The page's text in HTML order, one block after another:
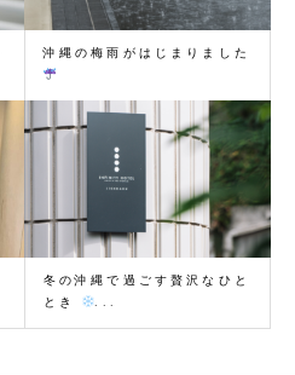
沖縄の梅雨がはじまりました
冬の沖縄で過ごす贅沢なひと
とき